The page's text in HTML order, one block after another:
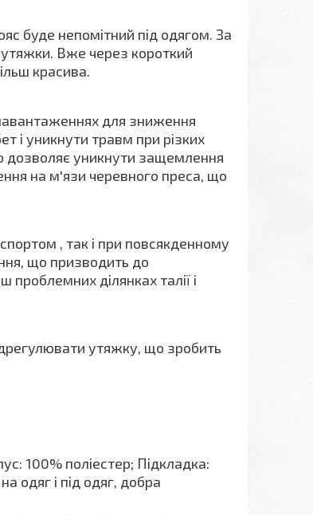
буде непомітний під одягом. За
Вже через короткий
красива.
для зниження
і уникнути травм при різких
дозволяє уникнути защемлення
на м'язи черевного преса, що
, так і при повсякденному
що призводить до
проблемних ділянках талії і
утяжку, що зробить
100% поліестер; Підкладка:
одяг і під одяг, добра